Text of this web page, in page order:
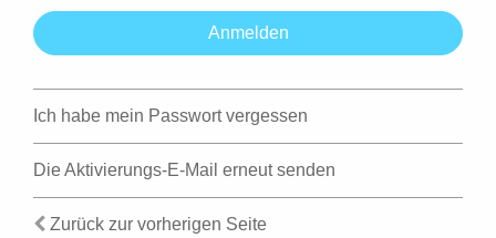
Ich habe mein Passwort vergessen
Die Aktivierungs-E-Mail erneut senden
Zurück zur vorherigen Seite